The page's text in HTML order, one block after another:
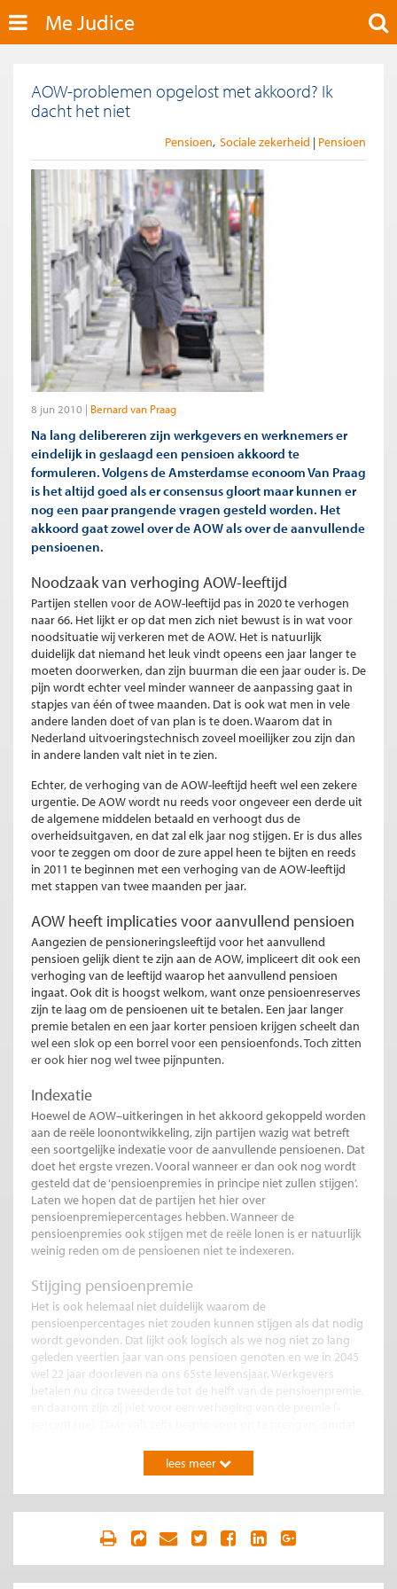
Me Judice
AOW-problemen opgelost met akkoord? Ik
dacht het niet
Pensioen Sociale zekerheid Pensioen
8 jun 2010 Bernard van Praag
Na lang delibereren zijn werkgevers en werknemers er
eindelijk in geslaagd een pensioen akkoord te
formuleren. Volgens de Amsterdamse econoom Van Praag
is het altijd goed als er consensus gloort maar kunnen er
nog een paar prangende vragen gesteld worden. Het
akkoord gaat zowel over de AOW als over de aanvullende
pensioenen.
Noodzaak van verhoging AOW-leeftijd
Partijen stellen voor de AOW-leeftijd pas in 2020 te verhogen
naar 66. Het lijkt er op dat men zich niet bewust is in wat voor
noodsituatie wij verkeren met de AOW. Het is natuurlijk
duidelijk dat niemand het leuk vindt opeens een jaar langer te
moeten doorwerken, dan zijn buurman die een jaar ouder is. De
pijn wordt echter veel minder wanneer de aanpassing gaat in
stapjes van één of twee maanden. Dat is ook wat men in vele
andere landen doet of van plan is te doen. Waarom dat in
Nederland uitvoeringstechnisch zoveel moeilijker zou zijn dan
in andere landen valt niet in te zien.
Echter, de verhoging van de AOW-leeftijd heeft wel een zekere
urgentie. De AOW wordt nu reeds voor ongeveer een derde uit
de algemene middelen betaald en verhoogt dus de
overheidsuitgaven, en dat zal elk jaar nog stijgen. Er is dus alles
voor te zeggen om door de zure appel heen te bijten en reeds
in 2011 te beginnen met een verhoging van de AOW-leeftijd
met stappen van twee maanden per jaar.
AOW heeft implicaties voor aanvullend pensioen
Aangezien de pensioneringsleeftijd voor het aanvullend
pensioen gelijk dient te zijn aan de AOW, impliceert dit ook een
verhoging van de leeftijd waarop het aanvullend pensioen
ingaat. Ook dit is hoogst welkom, want onze pensioenreserves
zijn te laag om de pensioenen uit te betalen. Een jaar langer
premie betalen en een jaar korter pensioen krijgen scheelt dan
wel een slok op een borrel voor een pensioenfonds. Toch zitten
er ook hier nog wel twee pijnpunten.
Indexatie
Hoewel de AOW–uitkeringen in het akkoord gekoppeld worden
aan de reële loonontwikkeling, zijn partijen wazig wat betreft
een soortgelijke indexatie voor de aanvullende pensioenen. Dat
doet het ergste vrezen. Vooral wanneer er dan ook nog wordt
gesteld dat de ‘pensioenpremies in principe niet zullen stijgen’.
Laten we hopen dat de partijen het hier over
pensioenpremiepercentages hebben. Wanneer de
pensioenpremies ook stijgen met de reële lonen is er natuurlijk
weinig reden om de pensioenen niet te indexeren.
Stijging pensioenpremie
Het is ook helemaal niet duidelijk waarom de
pensioenpercentages niet zouden kunnen stijgen als dat nodig
wordt gevonden. Dat lijkt ook logisch als we nog niet zo lang
geleden veertien jaar van ons pensioen genoten en we in 2045
wel 22 jaar doorleven na ons 65ste levensjaar. Werkgevers
betalen nu circa tweederde tot de helft van de pensioenpremie,
de internationale markt zouden kunnen prijzen. Dat belet de
werknemers echter niet om een groter absoluut bedrag voor
hun pensioen te reserveren, waarbij - om de arbeidskosten
voor werkgevers niet op te drijven - het werkgeversdeel als
Oplossing vraagt substantieel offer
Dat laatste betekent dus een verlaging van het
lees meer